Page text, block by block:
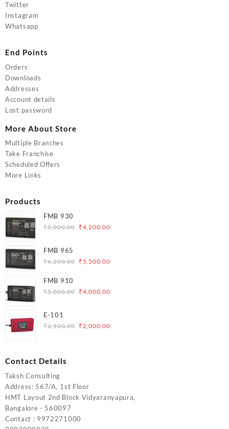
Twitter
Instagram
Whatsapp
End Points
Orders
Downloads
Addresses
Account details
Lost password
More About Store
Multiple Branches
Take Franchise
Scheduled Offers
More Links
Products
FMB 930
₹5,000.00 Original
₹5,000.00.
₹4,200.00Current
FMB 965
₹6,200.00 Original
₹6,200.00.
₹ 5,500.00Current
₹5,500.00.
FMB 910
₹5,000.00 Original
₹5,000.00.
₹4,000.00Current
E-101
₹2,500.00 Original
₹2,000.00Current
Contact Details
Taksh Consulting
Address: 567/A, 1st Floor
HMT Layout 2nd Block Vidyaranyapura,
Bangalore - 560097
Contact : 9972271000